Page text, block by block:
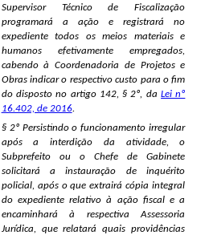
Supervisor Técnico de Fiscalização
programará a ação e registrará no
expediente todos os meios materiais e
humanos efetivamente empregados,
cabendo à Coordenadoria de Projetos e
Obras indicar o respectivo custo para o fim
do disposto no artigo 142, § 2º, daLei nº
16.402, de 2016.
§ 2º Persistindo o funcionamento irregular
após a interdição da atividade, o
Subprefeito ou o Chefe de Gabinete
solicitará a instauração de inquérito
policial, após o que extrairá cópia integral
do expediente relativo à ação fiscal e a
encaminhará à respectiva Assessoria
Jurídica, que relatará quais providências